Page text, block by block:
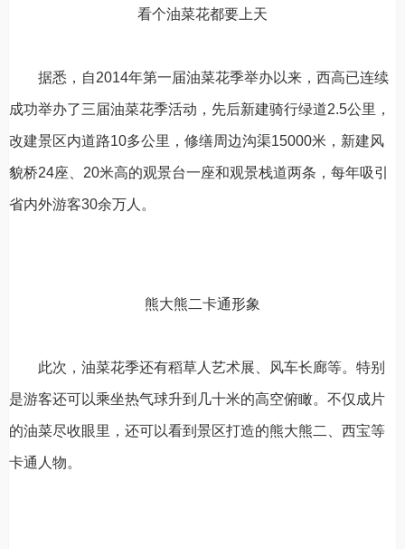
看个油菜花都要上天
据悉，自2014年第一届油菜花季举办以来，西高已连续
成功举办了三届油菜花季活动，先后新建骑行绿道2.5公里，
改建景区内道路10多公里，修缮周边沟渠15000米，新建风
貌桥24座、20米高的观景台一座和观景栈道两条，每年吸引
省内外游客30余万人。
熊大熊二卡通形象
此次，油菜花季还有稻草人艺术展、风车长廊等。特别
是游客还可以乘坐热气球升到几十米的高空俯瞰。不仅成片
的油菜尽收眼里，还可以看到景区打造的熊大熊二、西宝等
卡通人物。